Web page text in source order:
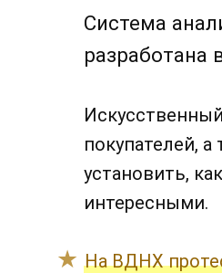
Система
разработана
покупателей,
установить,
интересными.
На ВДНХ